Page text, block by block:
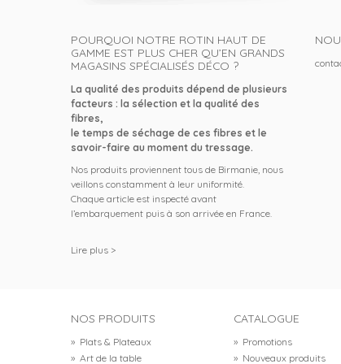
POURQUOI NOTRE ROTIN HAUT DE
GAMME EST PLUS CHER QU’EN GRANDS
MAGASINS SPÉCIALISÉS DÉCO ?
La qualité des produits dépend de plusieurs
facteurs : la sélection et la qualité des
fibres,
le temps de séchage de ces fibres et le
savoir-faire au moment du tressage.
Nos produits proviennent tous de Birmanie, nous
veillons constamment à leur uniformité.
Chaque article est inspecté avant
l’embarquement puis à son arrivée en France.
Lire plus >
NOS PRODUITS
» Plats & Plateaux
» Art de la table
CATALOGUE
» Promotions
» Nouveaux produits